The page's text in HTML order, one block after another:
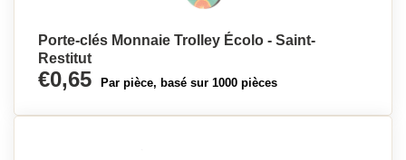
Porte-clés Monnaie Trolley Écolo - Saint-
Restitut
€0,65 Par pièce, basé sur 1000 pièces